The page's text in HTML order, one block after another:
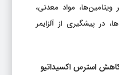
مواد معدنی،
در پیشگیری از آلزایمر
استرس اکسیداتیو